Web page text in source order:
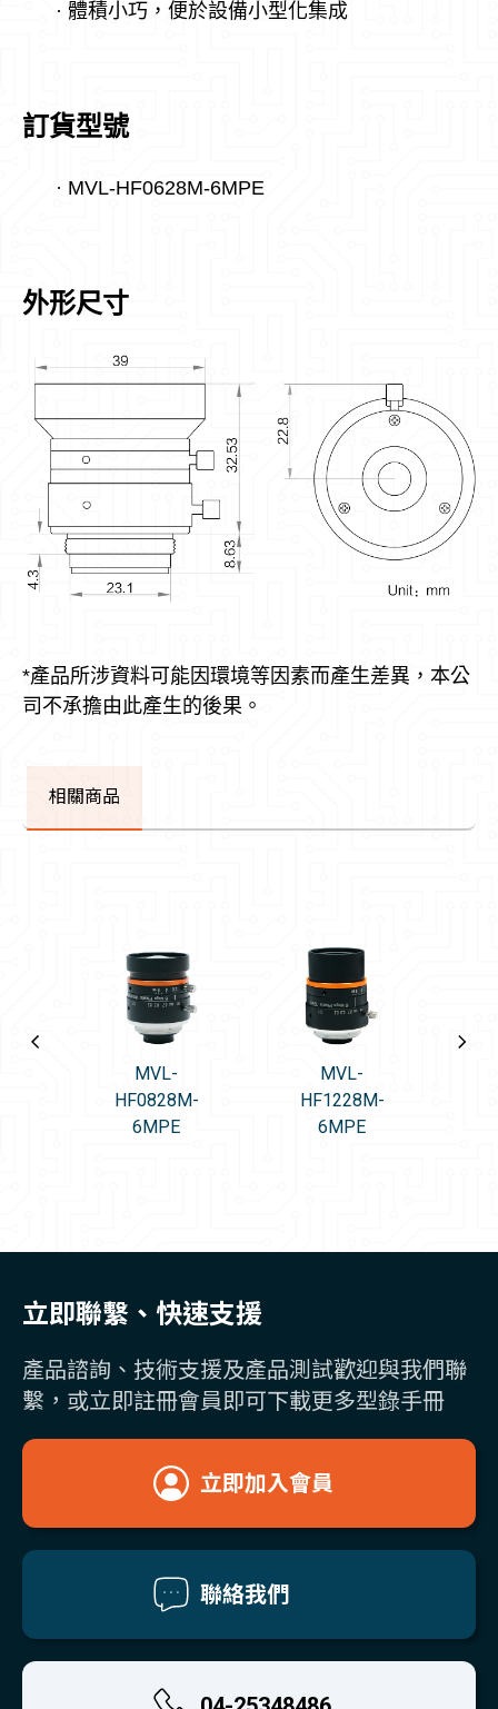
· 體積小巧，便於設備小型化集成
訂貨型號
· MVL-HF0628M-6MPE
外形尺寸
*產品所涉資料可能因環境等因素而產生差異，本公
司不承擔由此產生的後果。
相關商品
MVL-
HF0828M-
6MPE
MVL-
HF1228M-
6MPE
立即聯繫、快速支援
產品諮詢、技術支援及產品測試歡迎與我們聯
繫，或立即註冊會員即可下載更多型錄手冊
立即加入會員
聯絡我們